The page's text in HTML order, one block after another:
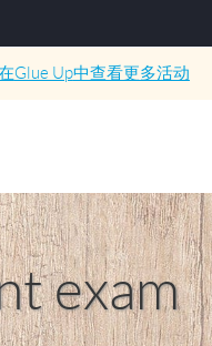
Glue Up中查看更多活动
exam